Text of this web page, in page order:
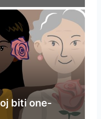
biti one-